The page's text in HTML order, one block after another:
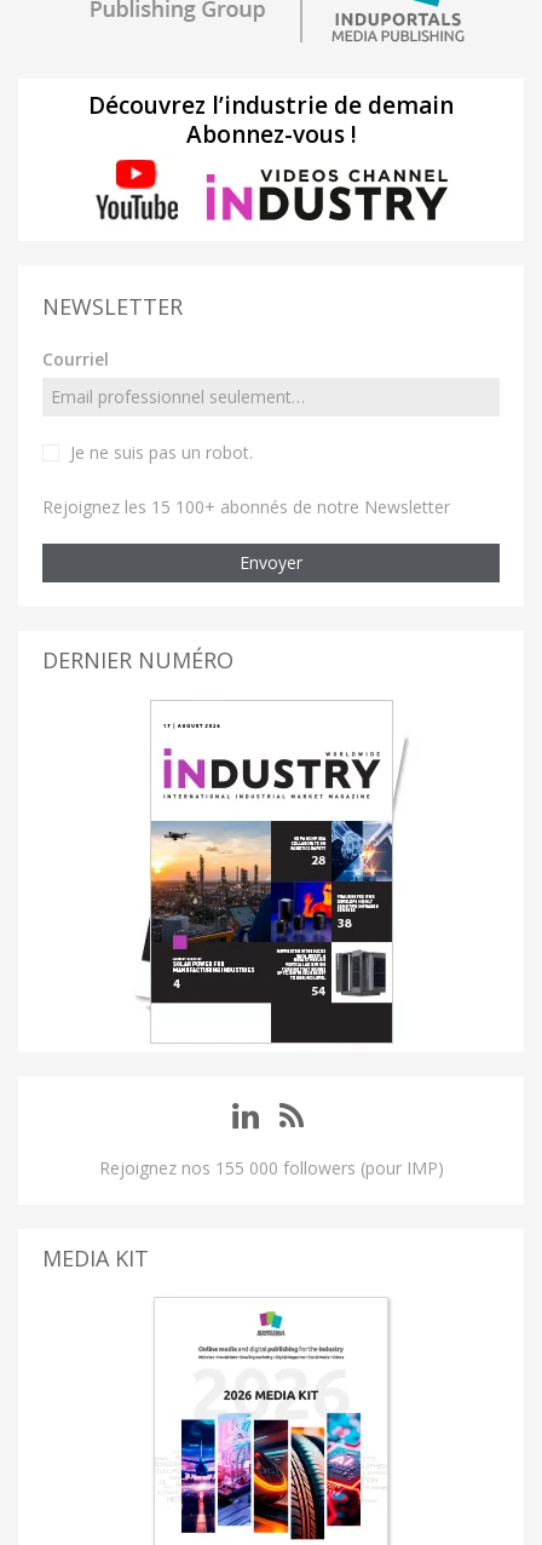
Découvrez l’industrie de demain
Abonnez-vous !
NEWSLETTER
Courriel
Je ne suis pas un robot.
Rejoignez les 15 100+ abonnés de notre Newsletter
Envoyer
DERNIER NUMÉRO
Rejoignez nos 155 000 followers (pour IMP)
MEDIA KIT